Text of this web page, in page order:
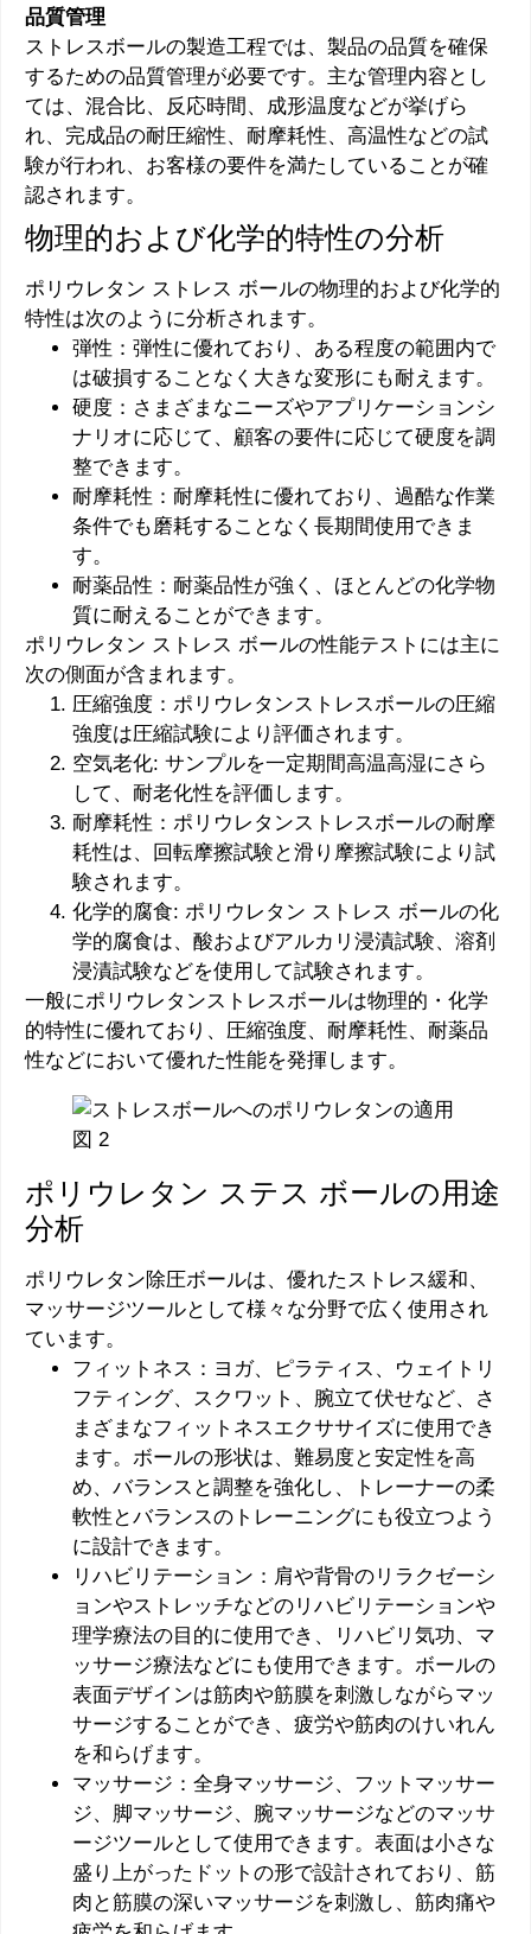
品質管理
ストレスボールの製造工程では、製品の品質を確保
するための品質管理が必要です。主な管理内容とし
ては、混合比、反応時間、成形温度などが挙げら
れ、完成品の耐圧縮性、耐摩耗性、高温性などの試
験が行われ、お客様の要件を満たしていることが確
認されます。
物理的および化学的特性の分析
ポリウレタン ストレス ボールの物理的および化学的
特性は次のように分析されます。
弾性：弾性に優れており、ある程度の範囲内で
は破損することなく大きな変形にも耐えます。
硬度：さまざまなニーズやアプリケーションシ
ナリオに応じて、顧客の要件に応じて硬度を調
整できます。
耐摩耗性：耐摩耗性に優れており、過酷な作業
条件でも磨耗することなく長期間使用できま
す。
耐薬品性：耐薬品性が強く、ほとんどの化学物
質に耐えることができます。
ポリウレタン ストレス ボールの性能テストには主に
次の側面が含まれます。
圧縮強度：ポリウレタンストレスボールの圧縮
強度は圧縮試験により評価されます。
空気老化: サンプルを一定期間高温高湿にさら
して、耐老化性を評価します。
耐摩耗性：ポリウレタンストレスボールの耐摩
耗性は、回転摩擦試験と滑り摩擦試験により試
験されます。
化学的腐食: ポリウレタン ストレス ボールの化
学的腐食は、酸およびアルカリ浸漬試験、溶剤
浸漬試験などを使用して試験されます。
一般にポリウレタンストレスボールは物理的・化学
的特性に優れており、圧縮強度、耐摩耗性、耐薬品
性などにおいて優れた性能を発揮します。
ポリウレタン ステス ボールの用途
分析
ポリウレタン除圧ボールは、優れたストレス緩和、
マッサージツールとして様々な分野で広く使用され
ています。
フィットネス：ヨガ、ピラティス、ウェイトリ
フティング、スクワット、腕立て伏せなど、さ
まざまなフィットネスエクササイズに使用でき
ます。ボールの形状は、難易度と安定性を高
め、バランスと調整を強化し、トレーナーの柔
軟性とバランスのトレーニングにも役立つよう
に設計できます。
リハビリテーション：肩や背骨のリラクゼーシ
ョンやストレッチなどのリハビリテーションや
理学療法の目的に使用でき、リハビリ気功、マ
ッサージ療法などにも使用できます。ボールの
表面デザインは筋肉や筋膜を刺激しながらマッ
サージすることができ、疲労や筋肉のけいれん
を和らげます。
マッサージ：全身マッサージ、フットマッサー
ジ、脚マッサージ、腕マッサージなどのマッサ
ージツールとして使用できます。表面は小さな
盛り上がったドットの形で設計されており、筋
肉と筋膜の深いマッサージを刺激し、筋肉痛や